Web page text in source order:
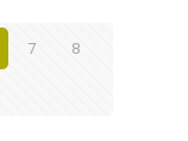
7
8